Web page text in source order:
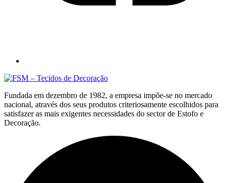
Fundada em dezembro de 1982, a empresa impõe-se no mercado
nacional, através dos seus produtos criteriosamente escolhidos para
satisfazer as mais exigentes necessidades do sector de Estofo e
Decoração.